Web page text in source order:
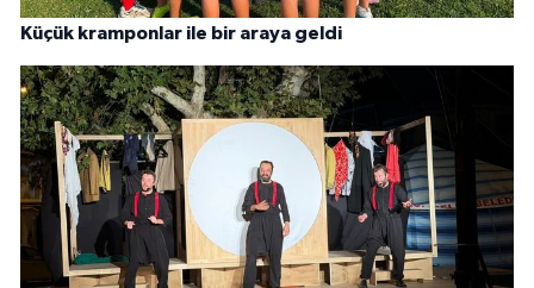
Küçük kramponlar ile bir araya geldi